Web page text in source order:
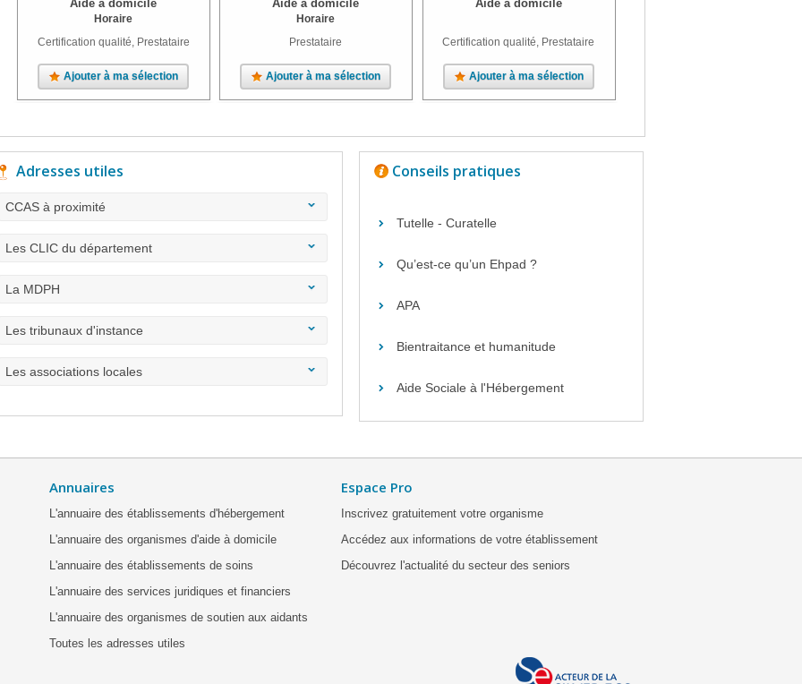
Aide à domicile
Horaire
Certification qualité, Prestataire
Ajouter à ma sélection
Aide à domicile
Horaire
Prestataire
Ajouter à ma sélection
Aide à domicile
Certification qualité, Prestataire
Ajouter à ma sélection
Adresses utiles
CCAS à proximité
Les CLIC du département
La MDPH
Les tribunaux d'instance
Les associations locales
Conseils pratiques
Tutelle - Curatelle
Qu’est-ce qu’un Ehpad ?
APA
Bientraitance et humanitude
Aide Sociale à l'Hébergement
Annuaires
L'annuaire des établissements d'hébergement
L'annuaire des organismes d'aide à domicile
L'annuaire des établissements de soins
L'annuaire des services juridiques et financiers
L'annuaire des organismes de soutien aux aidants
Toutes les adresses utiles
Espace Pro
Inscrivez gratuitement votre organisme
Accédez aux informations de votre établissement
Découvrez l'actualité du secteur des seniors